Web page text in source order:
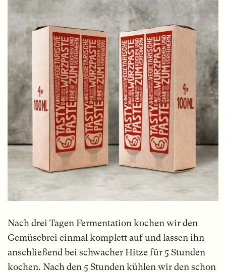
Nach drei Tagen Fermentation kochen wir den
Gemüsebrei einmal komplett auf und lassen ihn
anschließend bei schwacher Hitze für 5 Stunden
kochen. Nach den 5 Stunden kühlen wir den schon